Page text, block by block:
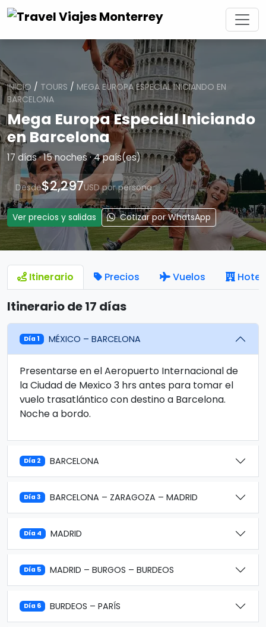
INICIO / TOURS / MEGA EUROPA ESPECIAL INICIANDO EN
BARCELONA
Mega Europa Especial Iniciando
en Barcelona
17 días · 15 noches · 4 país(es)
Desde$2,297USD por persona
Ver precios y salidas Cotizar por WhatsApp
Itinerario Precios Vuelos
Itinerario de 17 días
Día 1 MÉXICO – BARCELONA
Presentarse en el Aeropuerto Internacional de
la Ciudad de Mexico 3 hrs antes para tomar el
vuelo trasatlántico con destino a Barcelona.
Noche a bordo.
Día 2 BARCELONA
Día 3 BARCELONA – ZARAGOZA – MADRID
Día 4 MADRID
Día 5 MADRID – BURGOS – BURDEOS
Día 6 BURDEOS – PARÍS